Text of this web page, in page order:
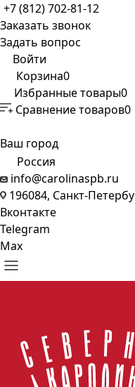
+7 (812) 702-81-12
Заказать звонок
Задать вопрос
Войти
Корзина0
Избранные товары0
Сравнение товаров0
Ваш город
Россия
info@carolinaspb.ru
196084, Санкт-
Вконтакте
Telegram
Max